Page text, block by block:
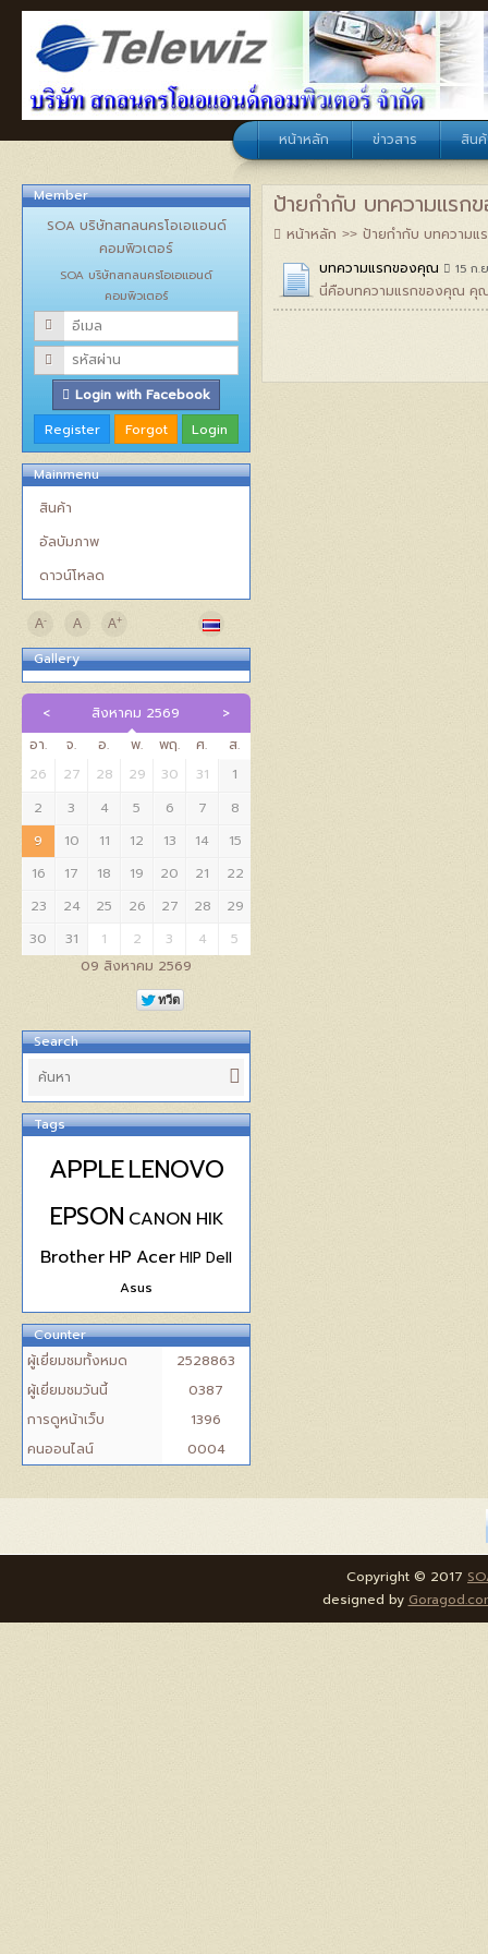
หน้าหลัก ข่าวสาร สินค้
ป้ายกำกับ บทความแรก
หน้าหลัก
ป้ายกำกับ บทความ
บทความแรกของคุณ
15 ก.
นี่คือบทความแรกของคุณ คุ
Member
SOA บริษัทสกลนครโอเอแอนด์
คอมพิวเตอร์
SOA บริษัทสกลนครโอเอแอนด์
คอมพิวเตอร์
Login with Facebook
Mainmenu
สินค้า
อัลบัมภาพ
ดาวน์โหลด
A- A A+
Gallery
สิงหาคม 2569
อา.
จ. อ. พ. พฤ. ศ.
ส.
26
27 28 29 30 31
1
2
3 4 5 6 7
8
9
10 11 12 13 14
15
16
17 18 19 20 21
22
23
24 25 26 27 28
29
30
31 1 2 3 4
5
09 สิงหาคม 2569
Search
Tags
APPLELENOVO
EPSON CANON HIK
Brother HP Acer HIP Dell
Asus
Counter
ผู้เยี่ยมชมทั้งหมด
2528863
ผู้เยี่ยมชมวันนี้
0387
การดูหน้าเว็บ
1396
คนออนไลน์
0004
Copyright © 2017
designed by